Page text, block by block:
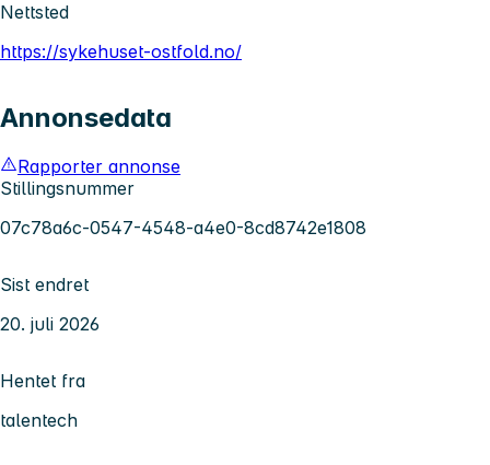
Nettsted
https://sykehuset-ostfold.no/
Annonsedata
Rapporter annonse
Stillingsnummer
07c78a6c-0547-4548-a4e0-8cd8742e1808
Sist endret
20. juli 2026
Hentet fra
talentech